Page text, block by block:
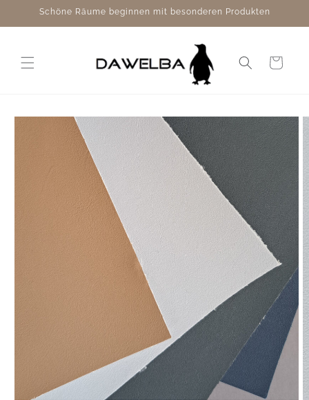
zum
Inhalt
Schöne Räume beginnen mit besonderen Produkten
Warenkorb